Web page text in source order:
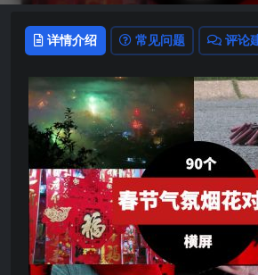
详情介绍 常见问题 评论